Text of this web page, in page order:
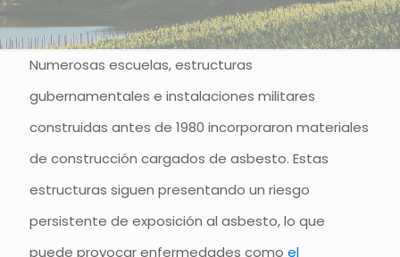
Numerosas escuelas, estructuras
gubernamentales e instalaciones militares
construidas antes de 1980 incorporaron materiales
de construcción cargados de asbesto. Estas
estructuras siguen presentando un riesgo
persistente de exposición al asbesto, lo que
puede provocar enfermedades como el